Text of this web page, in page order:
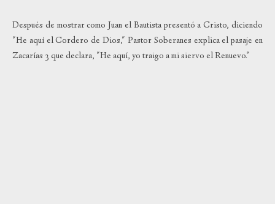
Después de mostrar como Juan el Bautista presentó a Cristo, diciendo
"He aquí el Cordero de Dios," Pastor Soberanes explica el pasaje en
Zacarías 3 que declara, "He aquí, yo traigo a mi siervo el Renuevo."